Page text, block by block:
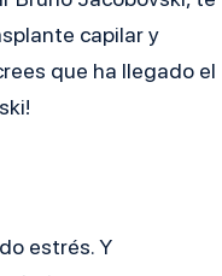
capilar y
que ha llegado el
estrés. Y